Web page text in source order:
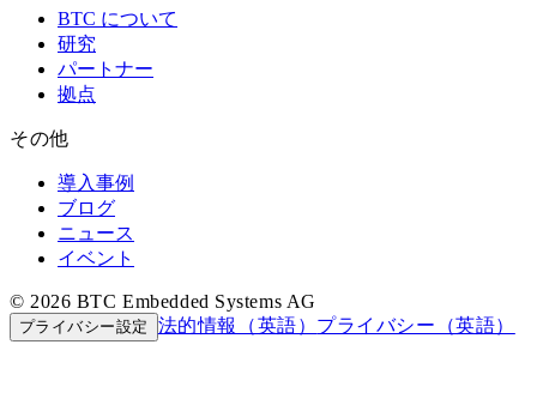
BTC について
研究
パートナー
拠点
その他
導入事例
ブログ
ニュース
イベント
© 2026 BTC Embedded Systems AG
プライバシー設定 法的情報（英語） プライバシー（英語）